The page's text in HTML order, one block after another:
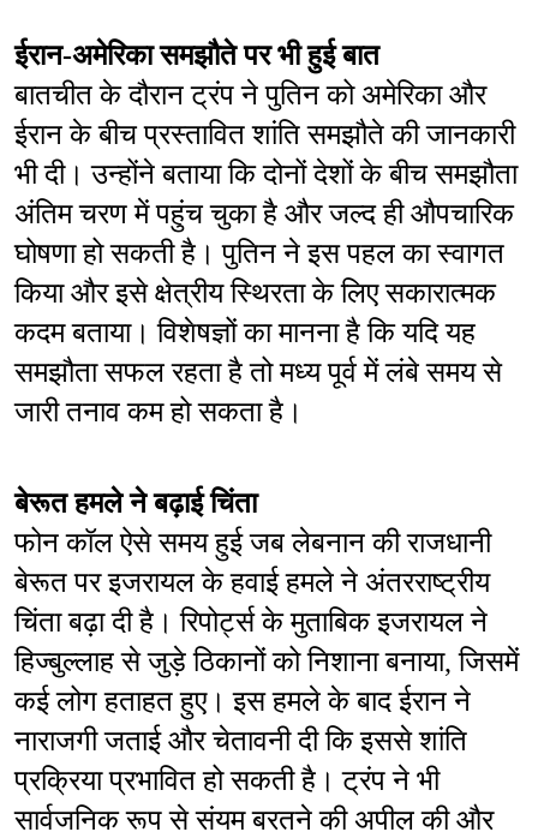
ईरान-अमेरिका समझौते पर भी हुई बात
बातचीत के दौरान ट्रंप ने पुतिन को अमेरिका और
ईरान के बीच प्रस्तावित शांति समझौते की जानकारी
भी दी। उन्होंने बताया कि दोनों देशों के बीच समझौता
अंतिम चरण में पहुंच चुका है और जल्द ही औपचारिक
घोषणा हो सकती है। पुतिन ने इस पहल का स्वागत
किया और इसे क्षेत्रीय स्थिरता के लिए सकारात्मक
कदम बताया। विशेषज्ञों का मानना है कि यदि यह
समझौता सफल रहता है तो मध्य पूर्व में लंबे समय से
जारी तनाव कम हो सकता है।
बेरूत हमले ने बढ़ाई चिंता
फोन कॉल ऐसे समय हुई जब लेबनान की राजधानी
बेरूत पर इजरायल के हवाई हमले ने अंतरराष्ट्रीय
चिंता बढ़ा दी है। रिपोर्ट्स के मुताबिक इजरायल ने
हिज्बुल्लाह से जुड़े ठिकानों को निशाना बनाया, जिसमें
कई लोग हताहत हुए। इस हमले के बाद ईरान ने
नाराजगी जताई और चेतावनी दी कि इससे शांति
प्रक्रिया प्रभावित हो सकती है। ट्रंप ने भी
सार्वजनिक रूप से संयम बरतने की अपील की और